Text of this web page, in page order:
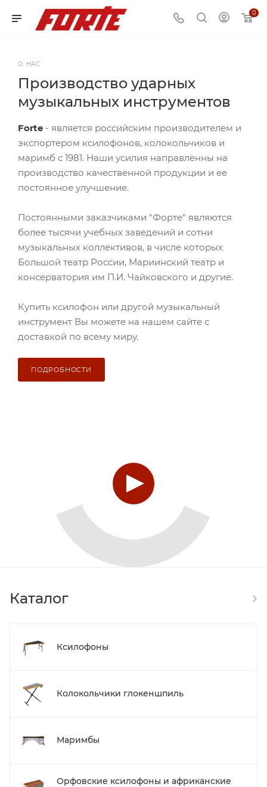
0
О НАС
Производство ударных
музыкальных инструментов
Forte - является российским производителем и
экспортером ксилофонов, колокольчиков и
маримб с 1981. Наши усилия направленны на
производство качественной продукции и ее
постоянное улучшение.
Постоянными заказчиками "Форте" являются
более тысячи учебных заведений и сотни
музыкальных коллективов, в числе которых
Большой театр России, Мариинский театр и
консерватория им П.И. Чайковского и другие.
Купить ксилофон или другой музыкальный
инструмент Вы можете на нашем сайте с
доставкой по всему миру.
ПОДРОБНОСТИ
Каталог
Ксилофоны
Колокольчики глокеншпиль
Маримбы
Орфовские ксилофоны и африканские